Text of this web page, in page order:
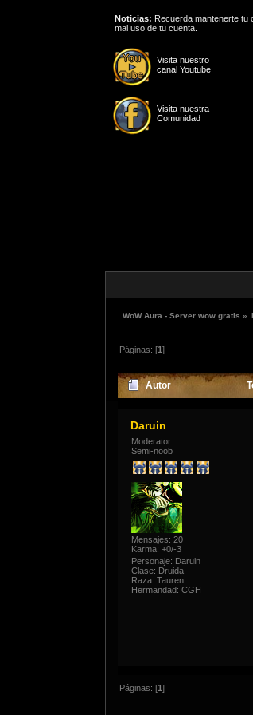
Visita nuestro
canal Youtube
Visita nuestra
Comunidad
Noticias: Recuerda mantenerte tu
mal uso de tu cuenta.
WoW Aura - Server wow gratis »
Páginas: [1]
Autor
Daruin
Moderator
Semi-noob
Mensajes: 20
Karma: +0/-3
Personaje: Daruin
Clase: Druida
Raza: Tauren
Hermandad: CGH
Páginas: [1]